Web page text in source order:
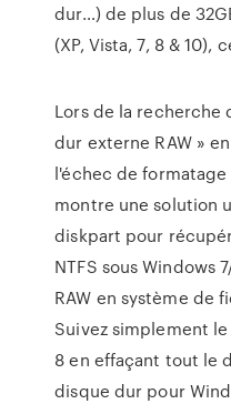
dur…) de plus de
(XP, Vista, 7, 8 & 10),
Lors de la
dur externe RAW »
l'échec de
montre une solution
diskpart pour
NTFS sous Windows
RAW en système de
Suivez simplement
8 en effaçant tout le
disque dur pour